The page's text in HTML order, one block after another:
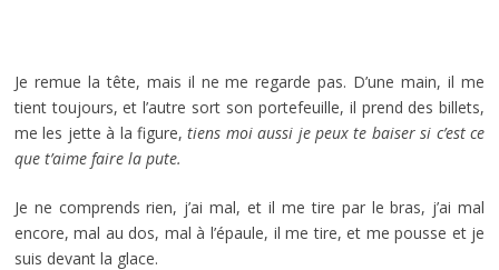
Je remue la tête, mais il ne me regarde pas. D’une main, il me
tient toujours, et l’autre sort son portefeuille, il prend des billets,
me les jette à la figure,tiens moi aussi je peux te baiser si c’est ce
que t’aime faire la pute.
Je ne comprends rien, j’ai mal, et il me tire par le bras, j’ai mal
encore, mal au dos, mal à l’épaule, il me tire, et me pousse et je
suis devant la glace.